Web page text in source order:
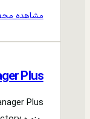
مشاهده
Plus